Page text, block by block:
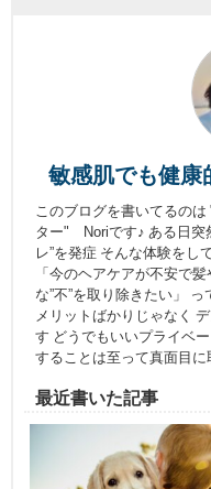
敏感肌でも健康
このブログを書いてるの
ター" Noriです♪ ある日突
レ”を発症 そんな体験をし
「今のヘアケアが不安で
な”不”を取り除きたい」
メリットばかりじゃなく
す どうでもいいプライベ
することは至って真面目に
最近書いた記事